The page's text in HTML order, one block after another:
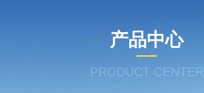
产品中心
PRODUCT CENTER